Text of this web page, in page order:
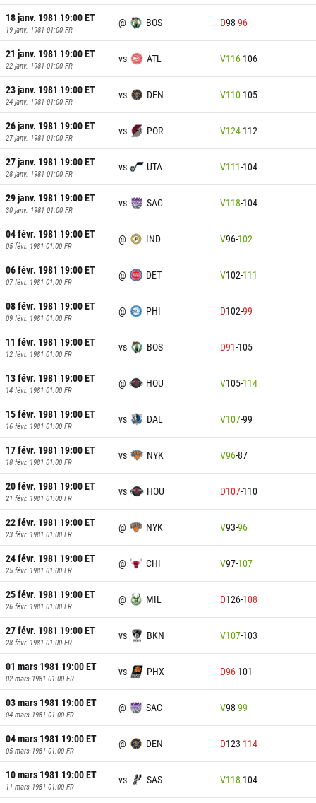
18 janv. 1981 19:00ET
19 janv. 1981 01:00 FR
@ BOS D98-96
21 janv. 1981 19:00ET
22 janv. 1981 01:00 FR
vs ATL V116-106
23 janv. 1981 19:00ET
24 janv. 1981 01:00 FR
vs DEN V110-105
26 janv. 1981 19:00ET
27 janv. 1981 01:00 FR
vs POR V124-112
27 janv. 1981 19:00ET
28 janv. 1981 01:00 FR
vs UTA V111-104
29 janv. 1981 19:00ET
30 janv. 1981 01:00 FR
vs SAC V118-104
04 févr. 1981 19:00ET
05 févr. 1981 01:00 FR
@ IND V96-102
06 févr. 1981 19:00ET
07 févr. 1981 01:00 FR
@ DET V102-111
08 févr. 1981 19:00ET
09 févr. 1981 01:00 FR
@ PHI D102-99
11 févr. 1981 19:00ET
12 févr. 1981 01:00 FR
vs BOS D91-105
13 févr. 1981 19:00ET
14 févr. 1981 01:00 FR
@ HOU V105-114
15 févr. 1981 19:00ET
16 févr. 1981 01:00 FR
vs DAL V107-99
17 févr. 1981 19:00ET
18 févr. 1981 01:00 FR
vs NYK V96-87
20 févr. 1981 19:00ET
21 févr. 1981 01:00 FR
vs HOU D107-110
22 févr. 1981 19:00ET
23 févr. 1981 01:00 FR
@ NYK V93-96
24 févr. 1981 19:00ET
25 févr. 1981 01:00 FR
@ CHI V97-107
25 févr. 1981 19:00ET
26 févr. 1981 01:00 FR
@ MIL D126-108
27 févr. 1981 19:00ET
28 févr. 1981 01:00 FR
vs BKN V107-103
01 mars 1981 19:00ET
02 mars 1981 01:00 FR
vs PHX D96-101
03 mars 1981 19:00ET
04 mars 1981 01:00 FR
@ SAC V98-99
04 mars 1981 19:00ET
05 mars 1981 01:00 FR
@ DEN D123-114
10 mars 1981 19:00ET
11 mars 1981 01:00 FR
vs SAS V118-104